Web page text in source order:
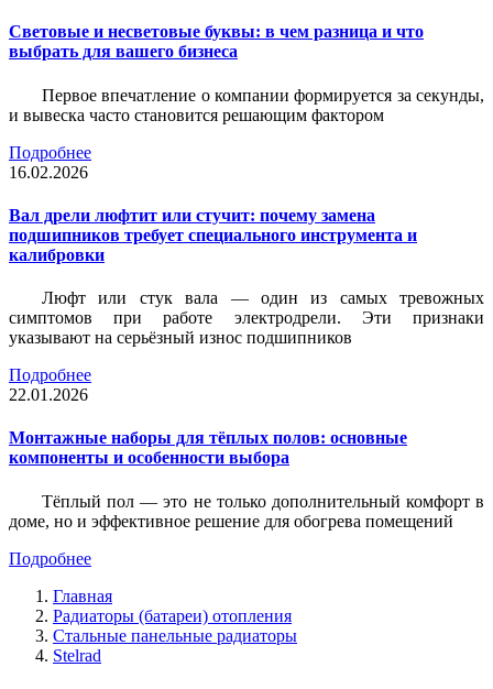
Световые и несветовые буквы: в чем разница и что
выбрать для вашего бизнеса
Первое впечатление о компании формируется за секунды,
и вывеска часто становится решающим фактором
Подробнее
16.02.2026
Вал дрели люфтит или стучит: почему замена
подшипников требует специального инструмента и
калибровки
Люфт или стук вала — один из самых тревожных
симптомов при работе электродрели. Эти признаки
указывают на серьёзный износ подшипников
Подробнее
22.01.2026
Монтажные наборы для тёплых полов: основные
компоненты и особенности выбора
Тёплый пол — это не только дополнительный комфорт в
доме, но и эффективное решение для обогрева помещений
Подробнее
Главная
Радиаторы (батареи) отопления
Стальные панельные радиаторы
Stelrad